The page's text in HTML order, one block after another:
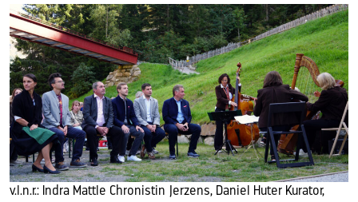
v.l.n.r.: Indra Mattle Chronistin Jerzens, Daniel Huter Kurator,